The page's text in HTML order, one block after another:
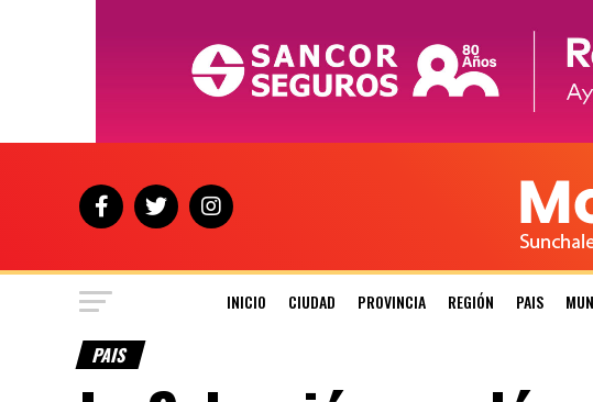
INICIO CIUDAD PROVINCIA REGIÓN PAIS
PAIS